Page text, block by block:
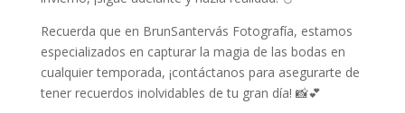
Recuerda que en BrunSantervás Fotografía, estamos
especializados en capturar la magia de las bodas en
cualquier temporada, ¡contáctanos para asegurarte de
tener recuerdos inolvidables de tu gran día! 📸💕